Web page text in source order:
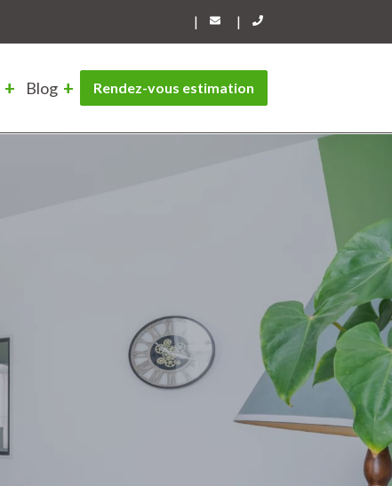
| |
Blog Rendez-vous estimation